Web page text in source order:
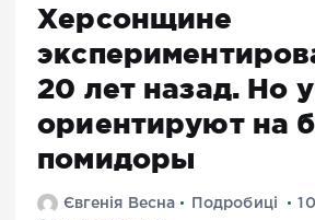
Херсонщине
20 лет назад. Но
ориентируют на
помидоры
Євгенія Весна Подробиці